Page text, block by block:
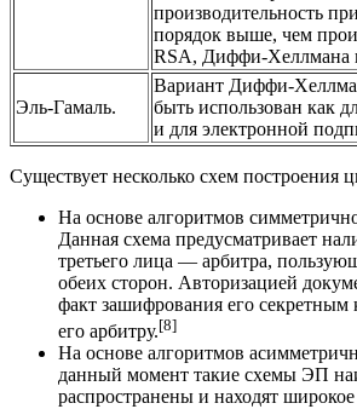
производительность
порядок выше, чем
RSA, Диффи-Хеллмана
Эль-Гамаль.
Вариант Диффи-
быть использован как
и для электронной
Существует несколько схем построения
На основе алгоритмов
Данная схема предусматривает
третьего лица — арбитра,
обеих сторон. Авторизацией
факт зашифрования его секретным
его арбитру.[8]
На основе алгоритмов
данный момент такие схемы ЭП
распространены и находят